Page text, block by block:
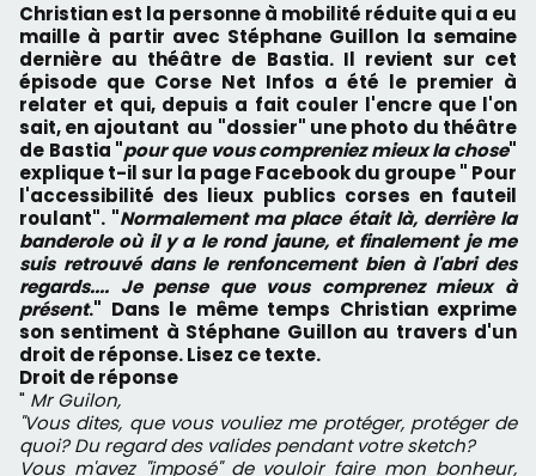
Christian est la personne à mobilité réduite qui a eu
maille à partir avec Stéphane Guillon la semaine
dernière au théâtre de Bastia. Il revient sur cet
épisode que Corse Net Infos a été le premier à
relater et qui, depuis a fait couler l'encre que l'on
sait, en ajoutant au "dossier" une photo du théâtre
de Bastia "pour que vous compreniez mieux la chose"
explique t-il sur la page Facebook du groupe " Pour
l'accessibilité des lieux publics corses en fauteil
roulant". "Normalement ma place était là, derrière la
banderole où il y a le rond jaune, et finalement je me
suis retrouvé dans le renfoncement bien à l'abri des
regards.... Je pense que vous comprenez mieux à
présent." Dans le même temps Christian exprime
son sentiment à Stéphane Guillon au travers d'un
droit de réponse. Lisez ce texte.
Droit de réponse
" Mr Guilon,
"Vous dites, que vous vouliez me protéger, protéger de
quoi? Du regard des valides pendant votre sketch?
Vous m'avez "imposé" de vouloir faire mon bonheur,